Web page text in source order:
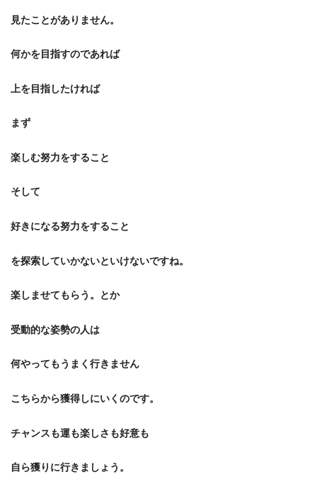
見たことがありません。
何かを目指すのであれば
上を目指したければ
まず
楽しむ努力をすること
そして
好きになる努力をすること
を探索していかないといけないですね。
楽しませてもらう。とか
受動的な姿勢の人は
何やってもうまく行きません
こちらから獲得しにいくのです。
チャンスも運も楽しさも好意も
自ら獲りに行きましょう。